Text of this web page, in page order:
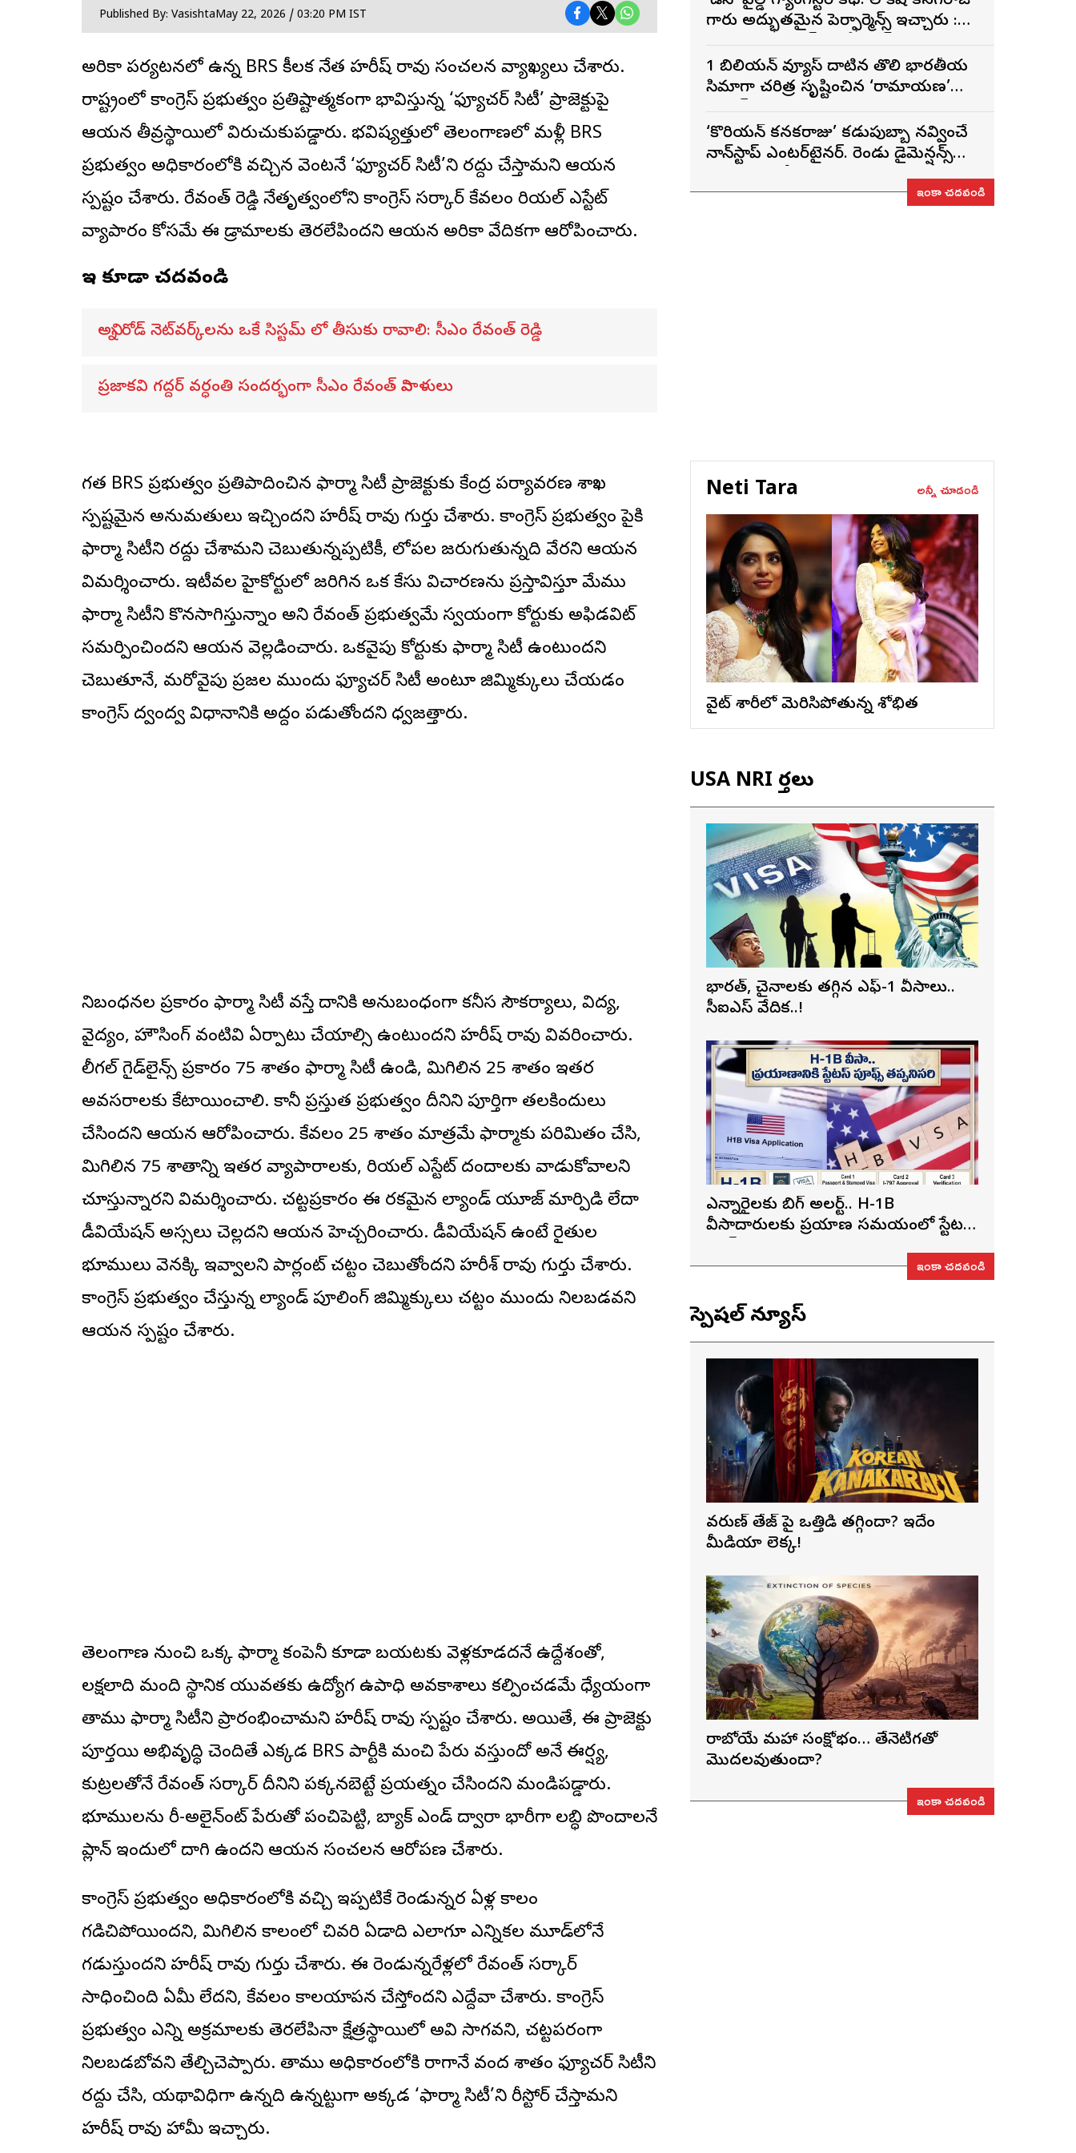
Published By: VasishtaMay 22, 2026 / 03:20 PM IST
అమెరికా పర్యటనలో ఉన్న BRS కీలక నేత హరీష్ రావు సంచలన వ్యాఖ్యలు చేశారు.
రాష్ట్రంలో కాంగ్రెస్ ప్రభుత్వం ప్రతిష్టాత్మకంగా భావిస్తున్న ‘ఫ్యూచర్ సిటీ’ ప్రాజెక్టుపై
ఆయన తీవ్రస్థాయిలో విరుచుకుపడ్డారు. భవిష్యత్తులో తెలంగాణలో మళ్లీ BRS
ప్రభుత్వం అధికారంలోకి వచ్చిన వెంటనే ‘ఫ్యూచర్ సిటీ’ని రద్దు చేస్తామని ఆయన
స్పష్టం చేశారు. రేవంత్ రెడ్డి నేతృత్వంలోని కాంగ్రెస్ సర్కార్ కేవలం రియల్ ఎస్టేట్
వ్యాపారం కోసమే ఈ డ్రామాలకు తెరలేపిందని ఆయన అమెరికా వేదికగా ఆరోపించారు.
ఇవి కూడా చదవండి
అన్ని రోడ్ నెట్‌వర్క్‌లను ఒకే సిస్టమ్ లో తీసుకు రావాలి: సీఎం రేవంత్ రెడ్డి
ప్రజాకవి గద్దర్‌ వర్ధంతి సందర్భంగా సీఎం రేవంత్‌ నివాళులు
గత BRS ప్రభుత్వం ప్రతిపాదించిన ఫార్మా సిటీ ప్రాజెక్టుకు కేంద్ర పర్యావరణ శాఖ
స్పష్టమైన అనుమతులు ఇచ్చిందని హరీష్ రావు గుర్తు చేశారు. కాంగ్రెస్ ప్రభుత్వం పైకి
ఫార్మా సిటీని రద్దు చేశామని చెబుతున్నప్పటికీ, లోపల జరుగుతున్నది వేరని ఆయన
విమర్శించారు. ఇటీవల హైకోర్టులో జరిగిన ఒక కేసు విచారణను ప్రస్తావిస్తూ మేము
ఫార్మా సిటీని కొనసాగిస్తున్నాం అని రేవంత్ ప్రభుత్వమే స్వయంగా కోర్టుకు అఫిడవిట్
సమర్పించిందని ఆయన వెల్లడించారు. ఒకవైపు కోర్టుకు ఫార్మా సిటీ ఉంటుందని
చెబుతూనే, మరోవైపు ప్రజల ముందు ఫ్యూచర్ సిటీ అంటూ జిమ్మిక్కులు చేయడం
కాంగ్రెస్ ద్వంద్వ విధానానికి అద్దం పడుతోందని ధ్వజమెత్తారు.
నిబంధనల ప్రకారం ఫార్మా సిటీ వస్తే దానికి అనుబంధంగా కనీస సౌకర్యాలు, విద్య,
వైద్యం, హౌసింగ్ వంటివి ఏర్పాటు చేయాల్సి ఉంటుందని హరీష్ రావు వివరించారు.
లీగల్ గైడ్‌లైన్స్ ప్రకారం 75 శాతం ఫార్మా సిటీ ఉండి, మిగిలిన 25 శాతం ఇతర
అవసరాలకు కేటాయించాలి. కానీ ప్రస్తుత ప్రభుత్వం దీనిని పూర్తిగా తలకిందులు
చేసిందని ఆయన ఆరోపించారు. కేవలం 25 శాతం మాత్రమే ఫార్మాకు పరిమితం చేసి,
మిగిలిన 75 శాతాన్ని ఇతర వ్యాపారాలకు, రియల్ ఎస్టేట్ దందాలకు వాడుకోవాలని
చూస్తున్నారని విమర్శించారు. చట్టప్రకారం ఈ రకమైన ల్యాండ్ యూజ్ మార్పిడి లేదా
డీవియేషన్ అస్సలు చెల్లదని ఆయన హెచ్చరించారు. డీవియేషన్ ఉంటే రైతుల
భూములు వెనక్కి ఇవ్వాలని పార్లమెంట్ చట్టం చెబుతోందని హరీశ్ రావు గుర్తు చేశారు.
కాంగ్రెస్ ప్రభుత్వం చేస్తున్న ల్యాండ్ పూలింగ్ జిమ్మిక్కులు చట్టం ముందు నిలబడవని
ఆయన స్పష్టం చేశారు.
తెలంగాణ నుంచి ఒక్క ఫార్మా కంపెనీ కూడా బయటకు వెళ్లకూడదనే ఉద్దేశంతో,
లక్షలాది మంది స్థానిక యువతకు ఉద్యోగ ఉపాధి అవకాశాలు కల్పించడమే ధ్యేయంగా
తాము ఫార్మా సిటీని ప్రారంభించామని హరీష్ రావు స్పష్టం చేశారు. అయితే, ఈ ప్రాజెక్టు
పూర్తయి అభివృద్ధి చెందితే ఎక్కడ BRS పార్టీకి మంచి పేరు వస్తుందో అనే ఈర్ష్య,
కుట్రలతోనే రేవంత్ సర్కార్ దీనిని పక్కనబెట్టే ప్రయత్నం చేసిందని మండిపడ్డారు.
భూములను రీ-అలైన్‌మెంట్ పేరుతో పంచిపెట్టి, బ్యాక్ ఎండ్ ద్వారా భారీగా లబ్ధి పొందాలనే
ప్లాన్ ఇందులో దాగి ఉందని ఆయన సంచలన ఆరోపణ చేశారు.
కాంగ్రెస్ ప్రభుత్వం అధికారంలోకి వచ్చి ఇప్పటికే రెండున్నర ఏళ్ల కాలం
గడిచిపోయిందని, మిగిలిన కాలంలో చివరి ఏడాది ఎలాగూ ఎన్నికల మూడ్‌లోనే
గడుస్తుందని హరీష్ రావు గుర్తు చేశారు. ఈ రెండున్నరేళ్లలో రేవంత్ సర్కార్
సాధించింది ఏమీ లేదని, కేవలం కాలయాపన చేస్తోందని ఎద్దేవా చేశారు. కాంగ్రెస్
ప్రభుత్వం ఎన్ని అక్రమాలకు తెరలేపినా క్షేత్రస్థాయిలో అవి సాగవని, చట్టపరంగా
నిలబడబోవని తేల్చిచెప్పారు. తాము అధికారంలోకి రాగానే వంద శాతం ఫ్యూచర్ సిటీని
రద్దు చేసి, యథావిధిగా ఉన్నది ఉన్నట్టుగా అక్కడ ‘ఫార్మా సిటీ’ని రీస్టోర్ చేస్తామని
హరీష్ రావు హామీ ఇచ్చారు.
గారు అద్భుతమైన పెర్ఫార్మెన్స్ ఇచ్చారు :
1 బిలియన్ వ్యూస్ దాటిన తొలి భారతీయ
సినిమాగా చరిత్ర సృష్టించిన ‘రామాయణ’
‘కొరియన్ కనకరాజు’ కడుపుబ్బా నవ్వించే
నాన్‌స్టాప్ ఎంటర్‌టైనర్. రెండు డైమెన్షన్స్
సంతృప్తినిచ్చింది : వరుణ్ తేజ్
ఇంకా చదవండి
Neti Tara అన్నీ చూడండి
వైట్ శారీలో మెరిసిపోతున్న శోభిత
USA NRI వార్తలు
భారత్, చైనాలకు తగ్గిన ఎఫ్-1 వీసాలు..
సీఐఎస్ నివేదిక..!
ఎన్నారైలకు బిగ్ అలర్ట్.. H-1B
వీసాదారులకు ప్రయాణ సమయంలో స్టేటస్
ఇంకా చదవండి
స్పెషల్ న్యూస్
వరుణ్ తేజ్‌ పై ఒత్తిడి తగ్గిందా? ఇదేం
మీడియా లెక్క!
రాబోయే మహా సంక్షోభం… తేనెటీగతో
మొదలవుతుందా?
ఇంకా చదవండి